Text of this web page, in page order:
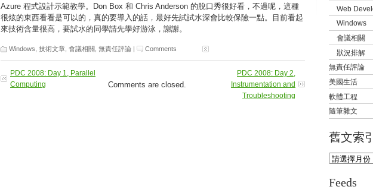
Azure 程式設計示範教學。Don Box 和 Chris Anderson 的脫口秀很好看，不過呢，這種
很炫的東西看看是可以的，真的要導入的話，最好先試試水深會比較保險一點。目前看起
來技術含量很高，要試水的同學請先學好游泳，謝謝。
Windows 技術文章 會議相關 無責任評論 | Comments
PDC 2008: Day 1, Parallel
Computing
PDC 2008: Day 2,
Instrumentation and
Troubleshooting
Comments are closed.
Web
Windows
會議相關
狀況排解
無責任評論
美國生活
軟體工程
隨筆雜文
舊文索
Feeds